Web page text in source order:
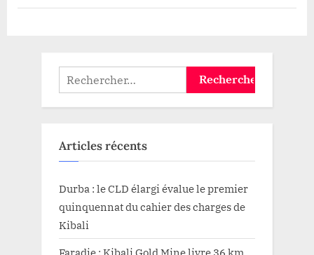
du
Dû
»
avec
la
société
»”
Rechercher :
Articles récents
Durba : le CLD élargi évalue le premier
quinquennat du cahier des charges de
Kibali